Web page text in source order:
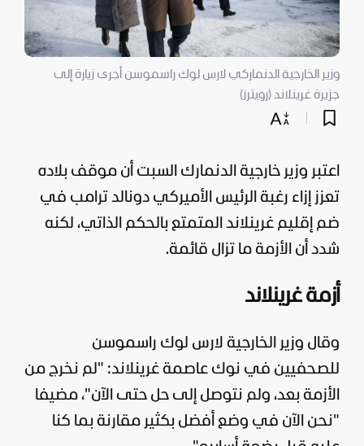
وزير الخارجية الدنماركي لارس لوك راسموسن أجرى زيارة إلى
جزيرة غرينلاند (رويترز)
اعتبر وزير خارجية الدنمارك السبت أن موقف بلاده
تعزز إزاء رغبة الرئيس الأميركي دونالد ترامب في
ضم إقليم غرينلاند المتمتع بالحكم الذاتي، لكنه
شدد أن الأزمة ما تزال قائمة.
أزمة غرينلاند
وقال وزير الخارجية لارس لوك راسموسن
للصحفيين في نوك عاصمة غرينلاند: "لم نخرج من
الأزمة بعد، ولم نتوصل إلى حل حتى الآن"، مضيفا
"نحن الآن في وضع أفضل بكثير مقارنة بما كنا